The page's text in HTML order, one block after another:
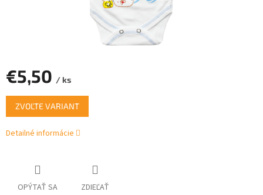
€5,50 / ks
Jednotková
cena:
ZVOĽTE VARIANT
Detailné informácie
OPÝTAŤ SA ZDIEĽAŤ